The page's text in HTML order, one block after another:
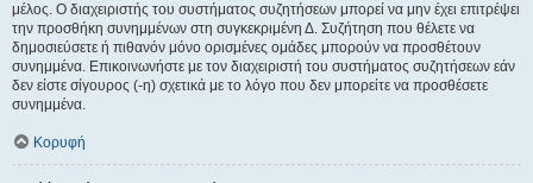
μέλος. Ο διαχειριστής του συστήματος συζητήσεων μπορεί να μην έχει επιτρέψει
την προσθήκη συνημμένων στη συγκεκριμένη Δ. Συζήτηση που θέλετε να
δημοσιεύσετε ή πιθανόν μόνο ορισμένες ομάδες μπορούν να προσθέτουν
συνημμένα. Επικοινωνήστε με τον διαχειριστή του συστήματος συζητήσεων εάν
δεν είστε σίγουρος (-η) σχετικά με το λόγο που δεν μπορείτε να προσθέσετε
συνημμένα.
Κορυφή